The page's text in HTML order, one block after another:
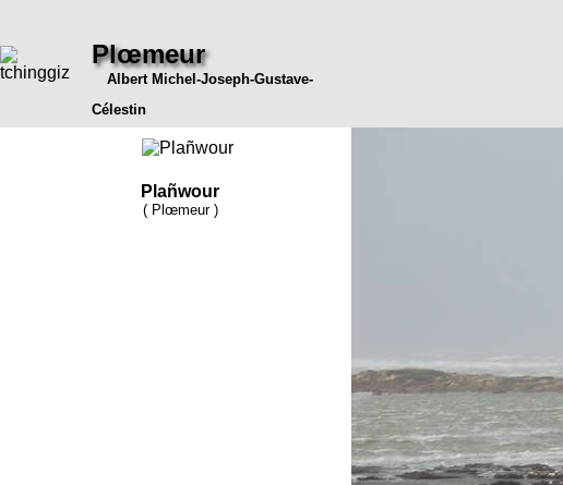
Plœmeur
Albert Michel-Joseph-Gustave-
Célestin
Plañwour
( Plœmeur )